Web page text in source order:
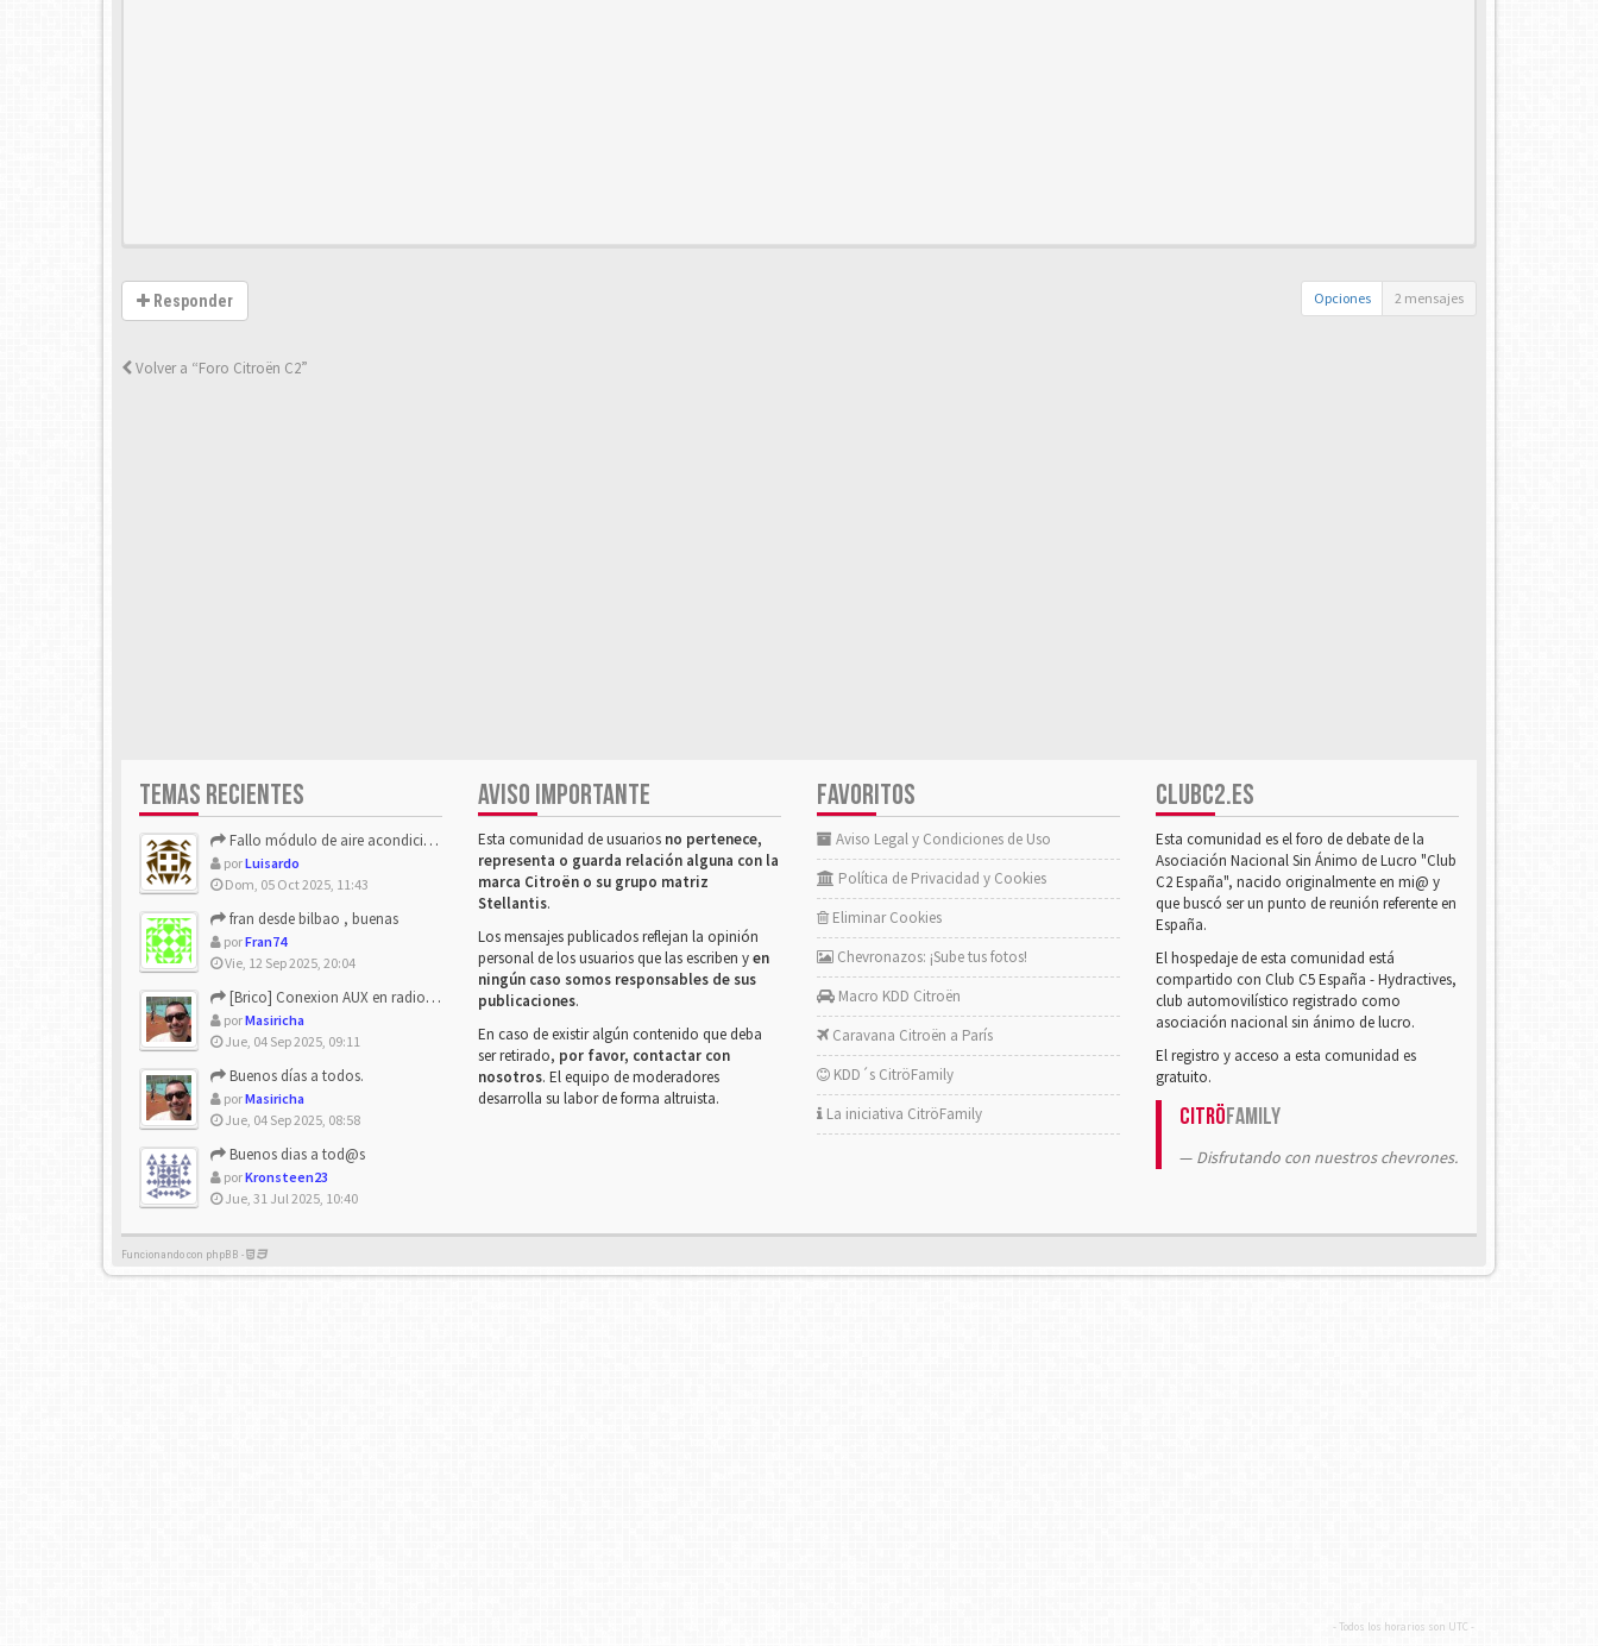
Responder Opciones 2 mensajes
Volver a “Foro Citroën C2”
TEMAS RECIENTES
Fallo módulo de aire acondicionado
porLuisardo
Dom, 05 Oct 2025, 11:43
fran desde bilbao , buenas
porFran74
Vie, 12 Sep 2025, 20:04
[Brico] Conexion AUX en radio de origen
porMasiricha
Jue, 04 Sep 2025, 09:11
Buenos días a todos.
porMasiricha
Jue, 04 Sep 2025, 08:58
Buenos dias a tod@s
porKronsteen23
Jue, 31 Jul 2025, 10:40
AVISO IMPORTANTE
Esta comunidad de usuarios no pertenece,
representa o guarda relación alguna con la
marca Citroën o su grupo matriz
Stellantis.
Los mensajes publicados reflejan la opinión
personal de los usuarios que las escriben yen
ningún caso somos responsables de sus
publicaciones.
En caso de existir algún contenido que deba
ser retirado, por favor, contactar con
nosotros. El equipo de moderadores
desarrolla su labor de forma altruista.
FAVORITOS
Aviso Legal y Condiciones de Uso
Política de Privacidad y Cookies
Eliminar Cookies
Chevronazos: ¡Sube tus fotos!
Macro KDD Citroën
Caravana Citroën a París
KDD´s CitröFamily
La iniciativa CitröFamily
CLUBC2.ES
Esta comunidad es el foro de debate de la
Asociación Nacional Sin Ánimo de Lucro "Club
C2 España", nacido originalmente en mi@ y
que buscó ser un punto de reunión referente en
España.
El hospedaje de esta comunidad está
compartido con Club C5 España - Hydractives,
club automovilístico registrado como
asociación nacional sin ánimo de lucro.
El registro y acceso a esta comunidad es
gratuito.
CitröFamily
Disfrutando con nuestros chevrones.
Funcionando con phpBB -
- Todos los horarios son UTC -